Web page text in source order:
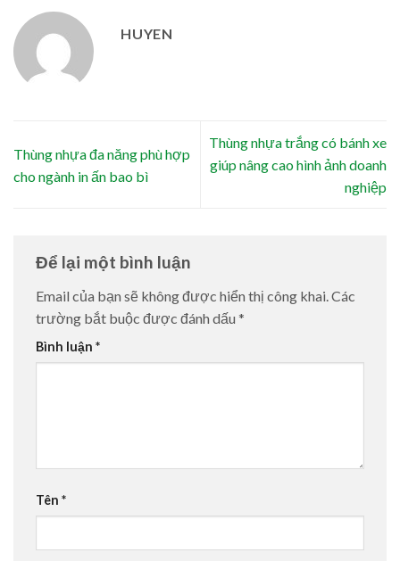
HUYEN
Thùng nhựa đa năng phù hợp
cho ngành in ấn bao bì
Thùng nhựa trắng có bánh xe
giúp nâng cao hình ảnh doanh
nghiệp
Để lại một bình luận
Email của bạn sẽ không được hiển thị công khai.Các
trường bắt buộc được đánh dấu *
Bình luận *
Tên *